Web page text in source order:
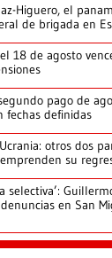
Higuero, el
de brigada en
18 de agosto
pago de
fechas definidas
otros dos
su
selectiva’:
en San